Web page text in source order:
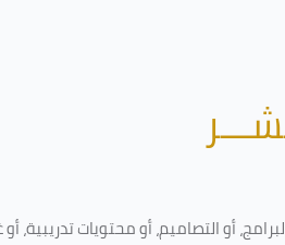
أو التصاميم، أو محتويات تدريبية، أو